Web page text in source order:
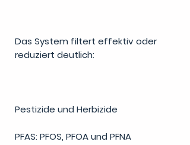
Das System filtert effektiv oder
reduziert deutlich:
Pestizide und Herbizide
PFAS: PFOS, PFOA und PFNA